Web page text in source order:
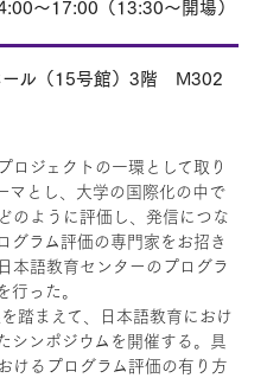
～17:00（13:30～開場）
ール（15号館）3階 M302
ロジェクトの一環として取り
マとし、大学の国際化の中で
のように評価し、発信につな
グラム評価の専門家をお招き
本語教育センターのプログラ
った。
踏まえて、日本語教育におけ
シンポジウムを開催する。具
けるプログラム評価の有り方